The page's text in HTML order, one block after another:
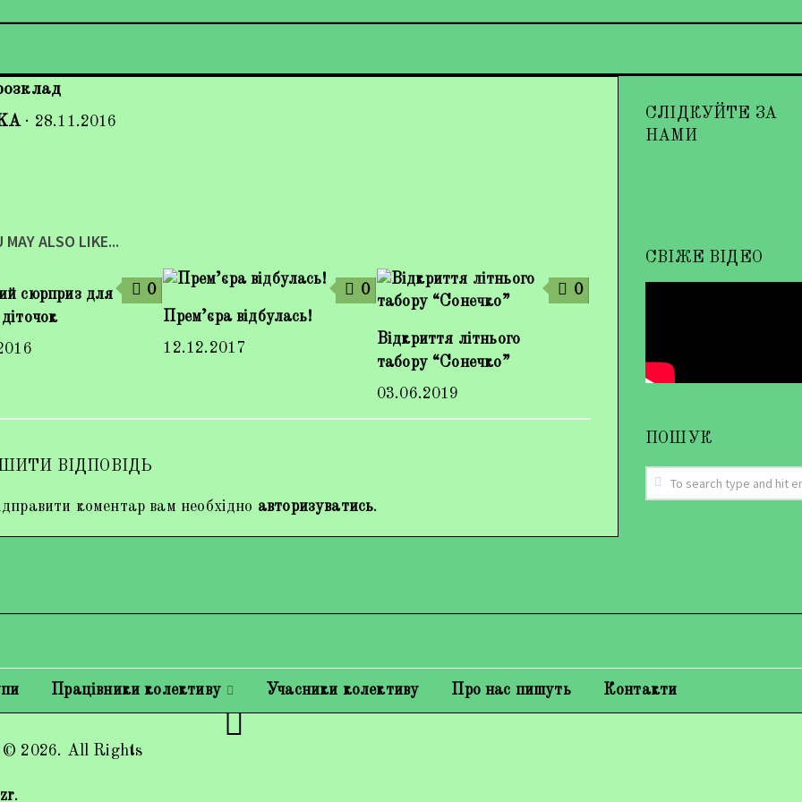
· 28.11.2016
MAY ALSO LIKE...
0
сюрприз для
0
Прем’єра відбулась!
12.12.2017
0
Відкриття літнього
табору “Сонечко”
03.06.2019
ВІДПОВІДЬ
коментар вам необхідно авторизуватись.
СЛІДКУЙТЕ ЗА
НАМИ
СВІЖЕ ВІДЕО
ПОШУК
Працівники колективу Учасники колективу Про нас пишуть Контакти
© 2026. All Rights
.